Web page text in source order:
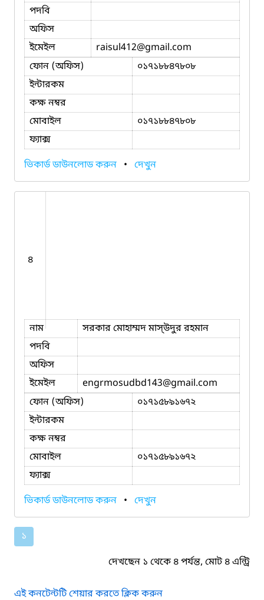
পদবি
অফিস
ইমেইল
raisul412@gmail.com
ফোন (অফিস)
০১৭১৮৮৪৭৮০৮
ইন্টারকম
কক্ষ নম্বর
মোবাইল
০১৭১৮৮৪৭৮০৮
ফ্যাক্স
ভিকার্ড ডাউনলোড করুন • দেখুন
৪
নাম
সরকার মোহাম্মদ মাস্উদুর রহমান
পদবি
অফিস
ইমেইল
engrmosudbd143@gmail.com
ফোন (অফিস)
০১৭১৫৮৯১৬৭২
ইন্টারকম
কক্ষ নম্বর
মোবাইল
০১৭১৫৮৯১৬৭২
ফ্যাক্স
ভিকার্ড ডাউনলোড করুন • দেখুন
১
দেখছেন ১ থেকে ৪ পর্যন্ত, মোট ৪ এন্ট্রি
এই কনটেন্টটি শেয়ার করতে ক্লিক করুন